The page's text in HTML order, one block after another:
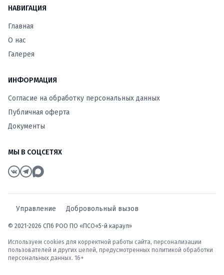
НАВИГАЦИЯ
Главная
О нас
Галерея
ИНФОРМАЦИЯ
Согласие на обработку персональных данных
Публичная оферта
Документы
МЫ В СОЦСЕТЯХ
Управление Добровольный вызов
© 2021-2026 СПб РОО ПО «ПСО«5-й караул»
Используем cookies для корректной работы сайта, персонализации
пользователей и других целей, предусмотренных политикой обработки
персональных данных. 16+